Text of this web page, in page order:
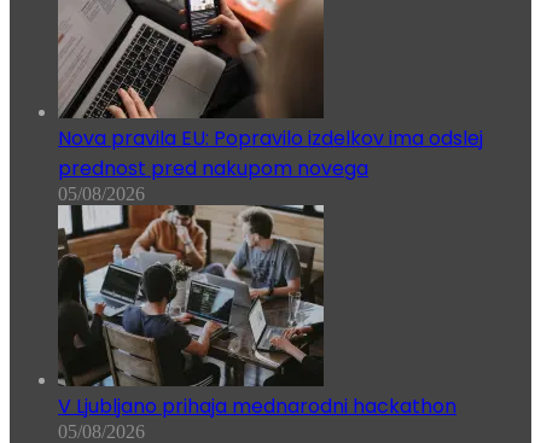
Nova pravila EU: Popravilo izdelkov ima odslej
prednost pred nakupom novega
05/08/2026
V Ljubljano prihaja mednarodni hackathon
05/08/2026